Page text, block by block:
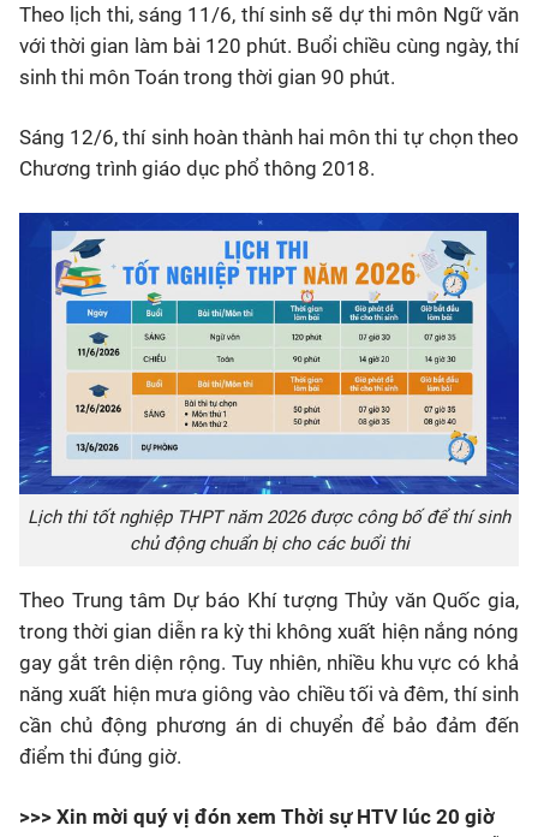
Theo lịch thi, sáng 11/6, thí sinh sẽ dự thi môn Ngữ văn
với thời gian làm bài 120 phút. Buổi chiều cùng ngày, thí
sinh thi môn Toán trong thời gian 90 phút.
Sáng 12/6, thí sinh hoàn thành hai môn thi tự chọn theo
Chương trình giáo dục phổ thông 2018.
Lịch thi tốt nghiệp THPT năm 2026 được công bố để thí sinh
chủ động chuẩn bị cho các buổi thi
Theo Trung tâm Dự báo Khí tượng Thủy văn Quốc gia,
trong thời gian diễn ra kỳ thi không xuất hiện nắng nóng
gay gắt trên diện rộng. Tuy nhiên, nhiều khu vực có khả
năng xuất hiện mưa giông vào chiều tối và đêm, thí sinh
cần chủ động phương án di chuyển để bảo đảm đến
điểm thi đúng giờ.
>>> Xin mời quý vị đón xem Thời sự HTV lúc 20 giờ